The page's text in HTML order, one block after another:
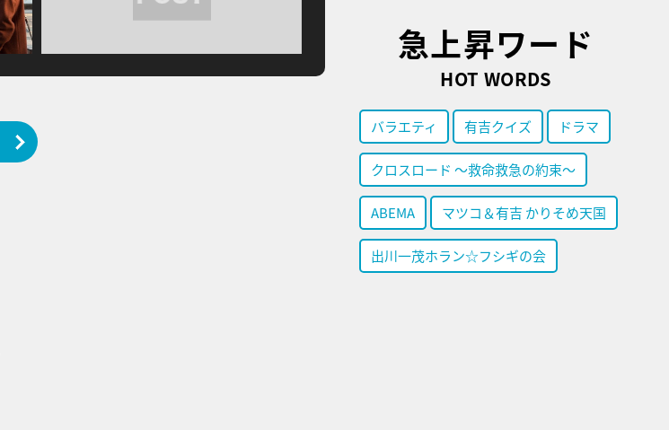
急上昇ワード
HOT WORDS
バラエティ 有吉クイズ ドラマ
クロスロード ～救命救急の約束～
ABEMA マツコ＆有吉 かりそめ天国
出川一茂ホラン☆フシギの会